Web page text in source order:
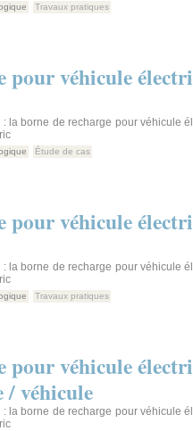
Travaux pratiques
pour véhicule
: la borne de recharge pour véhicule
Étude de cas
pour véhicule
: la borne de recharge pour véhicule
Travaux pratiques
pour véhicule
/ véhicule
: la borne de recharge pour véhicule